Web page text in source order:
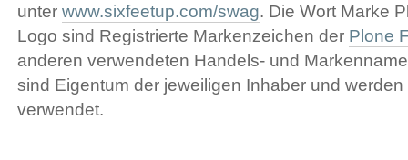
unter www.sixfeetup.com/swag. Die Wort Marke
Logo sind Registrierte Markenzeichen der Plone
anderen verwendeten Handels- und
sind Eigentum der jeweiligen Inhaber und
verwendet.